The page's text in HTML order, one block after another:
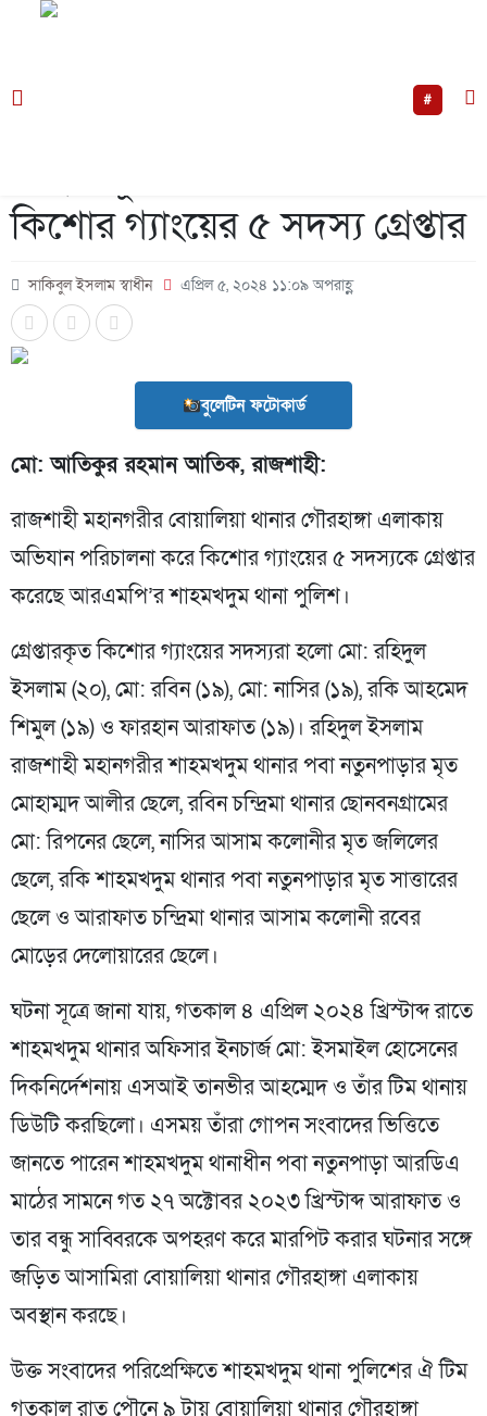
#
উত্তরবঙ্গ
কিশোর গ্যাংয়ের ৫ সদস্য গ্রেপ্তার
সাকিবুল ইসলাম স্বাধীন এপ্রিল ৫, ২০২৪ ১১:০৯ অপরাহ্ণ
বুলেটিন ফটোকার্ড
মো: আতিকুর রহমান আতিক, রাজশাহী:
রাজশাহী মহানগরীর বোয়ালিয়া থানার গৌরহাঙ্গা এলাকায়
অভিযান পরিচালনা করে কিশোর গ্যাংয়ের ৫ সদস্যকে গ্রেপ্তার
করেছে আরএমপি’র শাহমখদুম থানা পুলিশ।
গ্রেপ্তারকৃত কিশোর গ্যাংয়ের সদস্যরা হলো মো: রহিদুল
ইসলাম (২০), মো: রবিন (১৯), মো: নাসির (১৯), রকি আহমেদ
শিমুল (১৯) ও ফারহান আরাফাত (১৯)। রহিদুল ইসলাম
রাজশাহী মহানগরীর শাহমখদুম থানার পবা নতুনপাড়ার মৃত
মোহাম্মদ আলীর ছেলে, রবিন চন্দ্রিমা থানার ছোনবনগ্রামের
মো: রিপনের ছেলে, নাসির আসাম কলোনীর মৃত জলিলের
ছেলে, রকি শাহমখদুম থানার পবা নতুনপাড়ার মৃত সাত্তারের
ছেলে ও আরাফাত চন্দ্রিমা থানার আসাম কলোনী রবের
মোড়ের দেলোয়ারের ছেলে।
ঘটনা সূত্রে জানা যায়, গতকাল ৪ এপ্রিল ২০২৪ খ্রিস্টাব্দ রাতে
শাহমখদুম থানার অফিসার ইনচার্জ মো: ইসমাইল হোসেনের
দিকনির্দেশনায় এসআই তানভীর আহম্মেদ ও তাঁর টিম থানায়
ডিউটি করছিলো। এসময় তাঁরা গোপন সংবাদের ভিত্তিতে
জানতে পারেন শাহমখদুম থানাধীন পবা নতুনপাড়া আরডিএ
মাঠের সামনে গত ২৭ অক্টোবর ২০২৩ খ্রিস্টাব্দ আরাফাত ও
তার বন্ধু সাব্বিরকে অপহরণ করে মারপিট করার ঘটনার সঙ্গে
জড়িত আসামিরা বোয়ালিয়া থানার গৌরহাঙ্গা এলাকায়
অবস্থান করছে।
উক্ত সংবাদের পরিপ্রেক্ষিতে শাহমখদুম থানা পুলিশের ঐ টিম
গতকাল রাত পৌনে ৯ টায় বোয়ালিয়া থানার গৌরহাঙ্গা